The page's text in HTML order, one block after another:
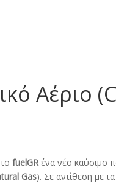
Αέριο
fuelGRένα νέο καύσιμο
Gas). Σε αντίθεση με